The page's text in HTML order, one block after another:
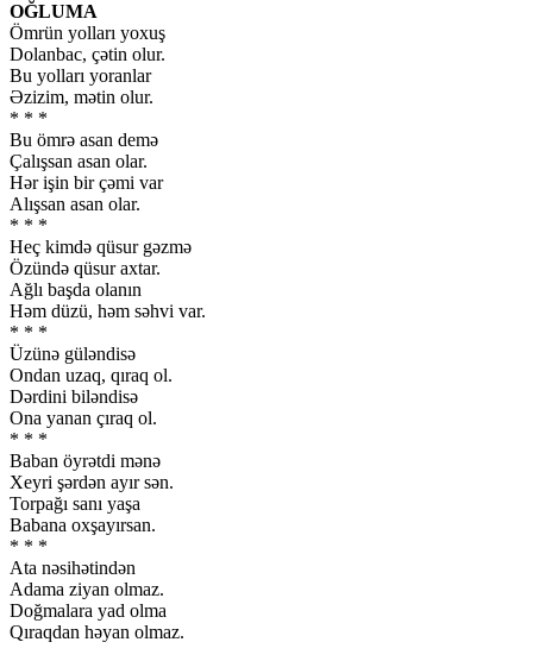
OĞLUMA
Ömrün yolları yoxuş
Dolanbac, çətin olur.
Bu yolları yoranlar
Əzizim, mətin olur.
* * *
Bu ömrə asan demə
Çalışsan asan olar.
Hər işin bir çəmi var
Alışsan asan olar.
* * *
Heç kimdə qüsur gəzmə
Özündə qüsur axtar.
Ağlı başda olanın
Həm düzü, həm səhvi var.
* * *
Üzünə güləndisə
Ondan uzaq, qıraq ol.
Dərdini biləndisə
Ona yanan çıraq ol.
* * *
Baban öyrətdi mənə
Xeyri şərdən ayır sən.
Torpağı sanı yaşa
Babana oxşayırsan.
* * *
Ata nəsihətindən
Adama ziyan olmaz.
Doğmalara yad olma
Qıraqdan həyan olmaz.